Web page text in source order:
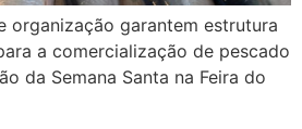
organização garantem estrutura
a comercialização de pescado
da Semana Santa na Feira do